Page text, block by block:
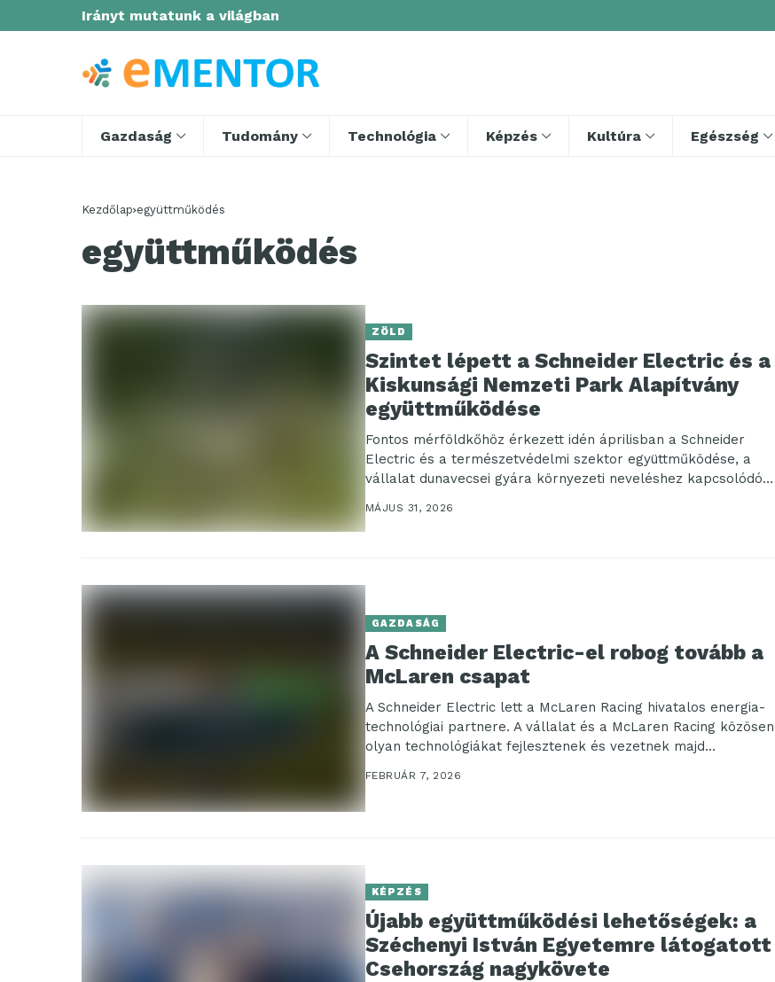
Irányt mutatunk a világban
Gazdaság Tudomány Technológia Képzés Kultúra Egészség
Kezdőlap együttműködés
együttműködés
ZÖLD
Szintet lépett a Schneider Electric és a
Kiskunsági Nemzeti Park Alapítvány
együttműködése
Fontos mérföldkőhöz érkezett idén áprilisban a Schneider
Electric és a természetvédelmi szektor együttműködése, a
vállalat dunavecsei gyára környezeti neveléshez kapcsolódó
MÁJUS 31, 2026
GAZDASÁG
A Schneider Electric-el robog tovább a
McLaren csapat
A Schneider Electric lett a McLaren Racing hivatalos energia-
technológiai partnere. A vállalat és a McLaren Racing közösen
olyan technológiákat fejlesztenek és vezetnek majd...
FEBRUÁR 7, 2026
KÉPZÉS
Újabb együttműködési lehetőségek: a
Széchenyi István Egyetemre látogatott
Csehország nagykövete